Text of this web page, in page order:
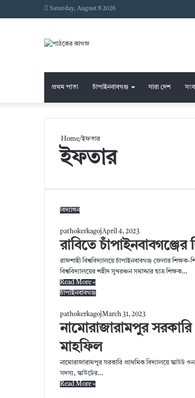
Saturday, August 8 2026
প্রথম পাতা চাঁপাইনবাবগঞ্জ সারা দেশ
Home/ইফতার
ইফতার
বিদ্যাঙ্গন
pathokerkagojApril 4, 2023
রাবিতে
রাজশাহী বিশ্ববিদ্যালয়ে চাঁপাইনবাবগঞ্জ জেলার
বিশ্ববিদ্যালয়ের শহীদ সুখরঞ্চন সমাদ্দার ছাত্র শিক্ষক…
Read More »
চাঁপাইনবাবগঞ্জ
pathokerkagojMarch 31, 2023
নামোরাজারামপুর
মাহফিল
নামোরাজারামপুর সরকারি প্রাথমিক বিদ্যালয়ে স্কাউট
সদস্য, স্কাউটের…
Read More »